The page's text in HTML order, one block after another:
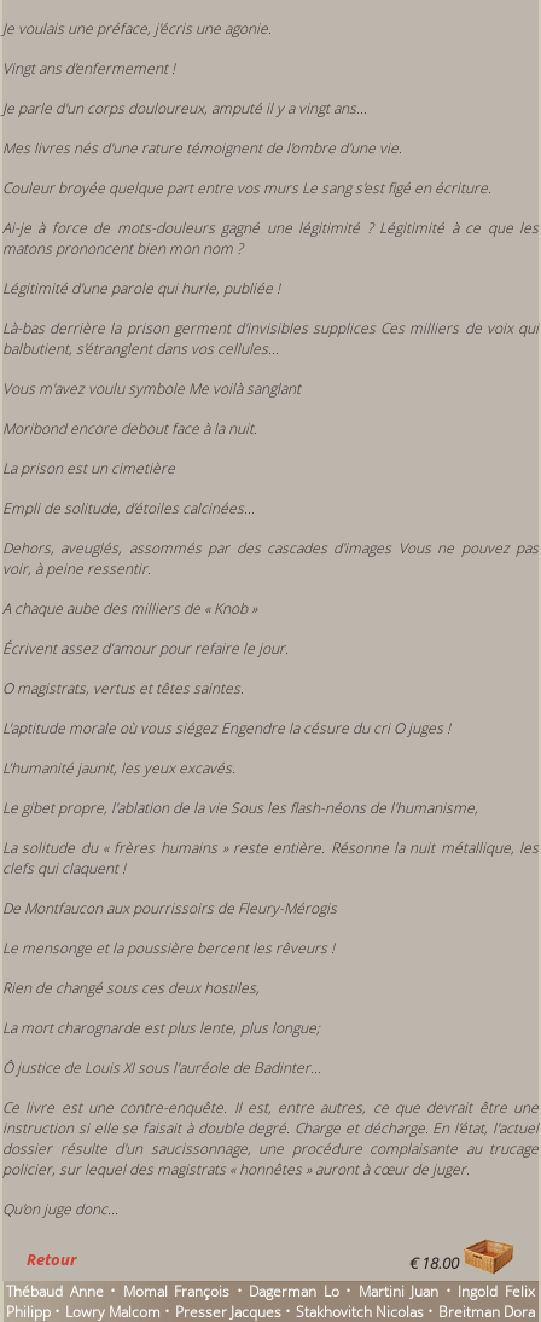
Je voulais une préface, j'écris une agonie.
Vingt ans d'enfermement !
Je parle d'un corps douloureux, amputé il y a vingt ans...
Mes livres nés d'une rature témoignent de l'ombre d'une vie.
Couleur broyée quelque part entre vos murs Le sang s'est figé en écriture.
Ai-je à force de mots-douleurs gagné une légitimité ? Légitimité à ce que les
matons prononcent bien mon nom ?
Légitimité d'une parole qui hurle, publiée !
Là-bas derrière la prison germent d'invisibles supplices Ces milliers de voix qui
balbutient, s'étranglent dans vos cellules...
Vous m'avez voulu symbole Me voilà sanglant
Moribond encore debout face à la nuit.
La prison est un cimetière
Empli de solitude, d’étoiles calcinées...
Dehors, aveuglés, assommés par des cascades d'images Vous ne pouvez pas
voir, à peine ressentir.
A chaque aube des milliers de « Knob »
Écrivent assez d’amour pour refaire le jour.
O magistrats, vertus et têtes saintes.
L'aptitude morale où vous siégez Engendre la césure du cri O juges !
L’humanité jaunit, les yeux excavés.
Le gibet propre, l'ablation de la vie Sous les flash-néons de l'humanisme,
La solitude du « frères humains » reste entière. Résonne la nuit métallique, les
clefs qui claquent !
De Montfaucon aux pourrissoirs de Fleury-Mérogis
Le mensonge et la poussière bercent les rêveurs !
Rien de changé sous ces deux hostiles,
La mort charognarde est plus lente, plus longue;
Ô justice de Louis XI sous l'auréole de Badinter...
Ce livre est une contre-enquête. Il est, entre autres, ce que devrait être une
instruction si elle se faisait à double degré. Charge et décharge. En l'état, l'actuel
dossier résulte d'un saucissonnage, une procédure complaisante au trucage
policier, sur lequel des magistrats « honnêtes » auront à cœur de juger.
Qu'on juge donc...
Retour € 18.00
Thébaud Anne • Momal François • Dagerman Lo • Martini Juan • Ingold Felix
Philipp • Lowry Malcom • Presser Jacques • Stakhovitch Nicolas • Breitman Dora